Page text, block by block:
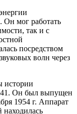
Он мог работать
так и с
посредством
волн через
истории
Он был выпущен
1954 г. Аппарат